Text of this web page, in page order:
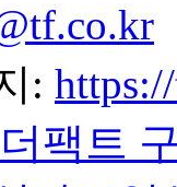
:
팩트